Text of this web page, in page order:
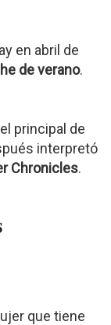
en abril de
de verano.
principal de
interpretó
Chronicles.
que tiene